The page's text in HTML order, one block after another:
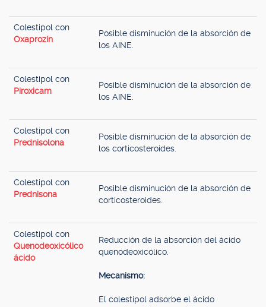
Colestipol con
Oxaprozín
Posible disminución de la absorción de
los AINE.
Colestipol con
Piroxicam
Posible disminución de la absorción de
los AINE.
Colestipol con
Prednisolona
Posible disminución de la absorción de
los corticosteroides.
Colestipol con
Prednisona
Posible disminución de la absorción de
corticosteroides.
Colestipol con
Quenodeoxicólico
ácido
Reducción de la absorción del ácido
quenodeoxicólico.
Mecanismo:
El colestipol adsorbe el ácido